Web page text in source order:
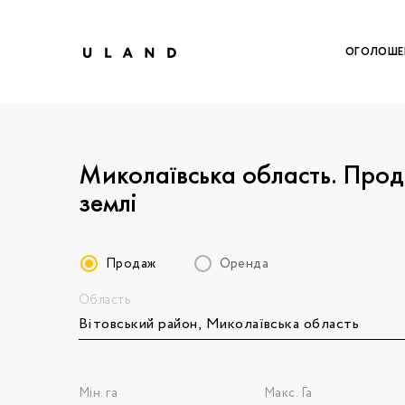
Миколаївська область.
землі
Продаж
Оренда
Область
Мін. га Макс. Га